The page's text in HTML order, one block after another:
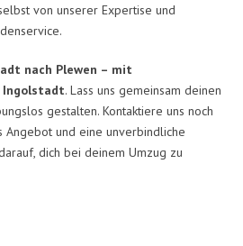
von unserer Expertise und
nach Plewen – mit
Ingolstadt. Lass uns gemeinsam deinen
gestalten. Kontaktiere uns noch
und eine unverbindliche
dich bei deinem Umzug zu